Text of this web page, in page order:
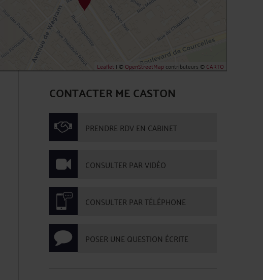
Leaflet | ©OpenStreetMapcontributeurs ©CARTO
CONTACTER ME CASTON
PRENDRE RDV EN CABINET
CONSULTER PAR VIDÉO
CONSULTER PAR TÉLÉPHONE
POSER UNE QUESTION ÉCRITE